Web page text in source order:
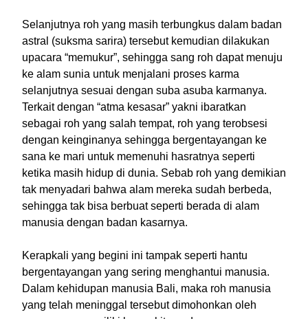
Selanjutnya roh yang masih terbungkus dalam badan
astral (suksma sarira) tersebut kemudian dilakukan
upacara “memukur”, sehingga sang roh dapat menuju
ke alam sunia untuk menjalani proses karma
selanjutnya sesuai dengan suba asuba karmanya.
Terkait dengan “atma kesasar” yakni ibaratkan
sebagai roh yang salah tempat, roh yang terobsesi
dengan keinginanya sehingga bergentayangan ke
sana ke mari untuk memenuhi hasratnya seperti
ketika masih hidup di dunia. Sebab roh yang demikian
tak menyadari bahwa alam mereka sudah berbeda,
sehingga tak bisa berbuat seperti berada di alam
manusia dengan badan kasarnya.
Kerapkali yang begini ini tampak seperti hantu
bergentayangan yang sering menghantui manusia.
Dalam kehidupan manusia Bali, maka roh manusia
yang telah meninggal tersebut dimohonkan oleh